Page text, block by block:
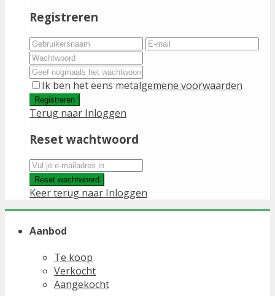
Registreren
Ik ben het eens metalgemene voorwaarden
Registreren
Terug naar Inloggen
Reset wachtwoord
Reset wachtwoord
Keer terug naar Inloggen
Aanbod
Te koop
Verkocht
Aangekocht